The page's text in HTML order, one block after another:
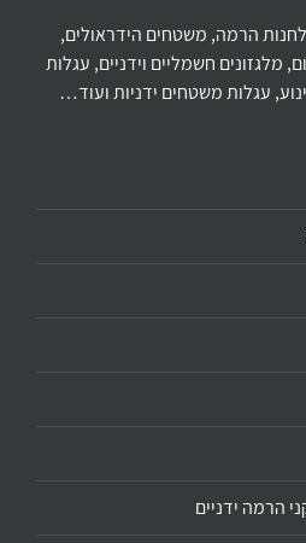
הרמה, משטחים הידראולים,
מלגזונים חשמליים וידניים, עגלות
עגלות משטחים ידניות ועוד…
הרמה ידניים